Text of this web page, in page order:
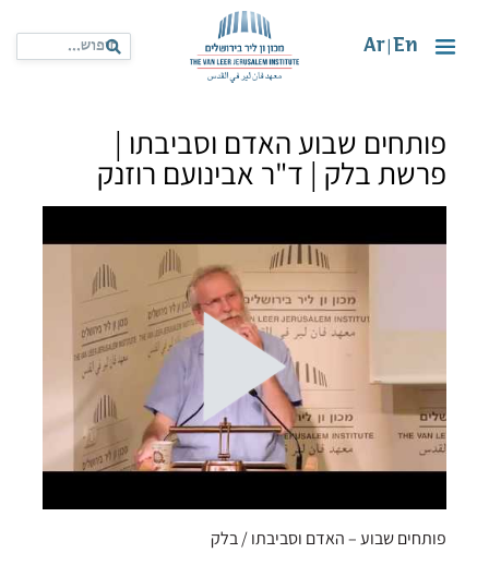
En
Ar
פותחים שבוע האדם וסביבתו |
פרשת בלק | ד"ר אבינועם רוזנק
פותחים שבוע – האדם וסביבתו / בלק